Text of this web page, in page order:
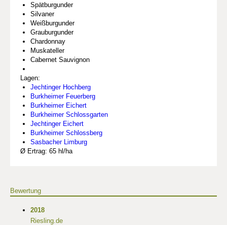
Spätburgunder
Silvaner
Weißburgunder
Grauburgunder
Chardonnay
Muskateller
Cabernet Sauvignon
Lagen:
Jechtinger Hochberg
Burkheimer Feuerberg
Burkheimer Eichert
Burkheimer Schlossgarten
Jechtinger Eichert
Burkheimer Schlossberg
Sasbacher Limburg
Ø Ertrag: 65 hl/ha
Bewertung
2018
Riesling.de